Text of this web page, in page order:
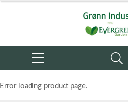
Error loading product page.